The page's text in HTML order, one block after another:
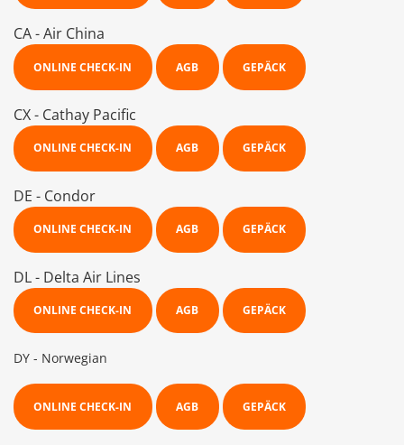
CA - Air China
ONLINE CHECK-IN AGB GEPÄCK
CX - Cathay Pacific
ONLINE CHECK-IN AGB GEPÄCK
DE - Condor
ONLINE CHECK-IN AGB GEPÄCK
DL - Delta Air Lines
ONLINE CHECK-IN AGB GEPÄCK
DY - Norwegian
ONLINE CHECK-IN AGB GEPÄCK